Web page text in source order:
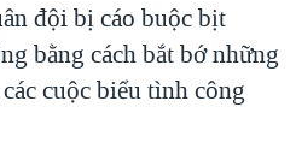
đội bị cáo buộc bịt
bằng cách bắt bớ những
cuộc biểu tình công